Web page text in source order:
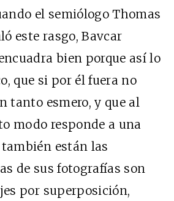
el semiólogo Thomas
este rasgo, Bavcar
bien porque así lo
que si por él fuera no
tanto esmero, y que al
modo responde a una
también están las
de sus fotografías son
por superposición,